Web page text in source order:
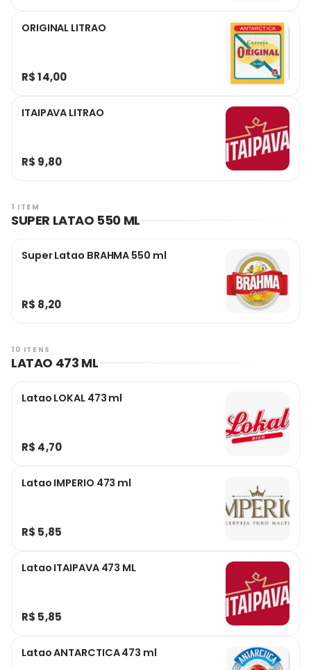
ORIGINAL LITRAO
R$ 14,00
ITAIPAVA LITRAO
R$ 9,80
1 ITEM
SUPER LATAO 550 ML
Super Latao BRAHMA 550 ml
R$ 8,20
10 ITENS
LATAO 473 ML
Latao LOKAL 473 ml
R$ 4,70
Latao IMPERIO 473 ml
R$ 5,85
Latao ITAIPAVA 473 ML
R$ 5,85
Latao ANTARCTICA 473 ml